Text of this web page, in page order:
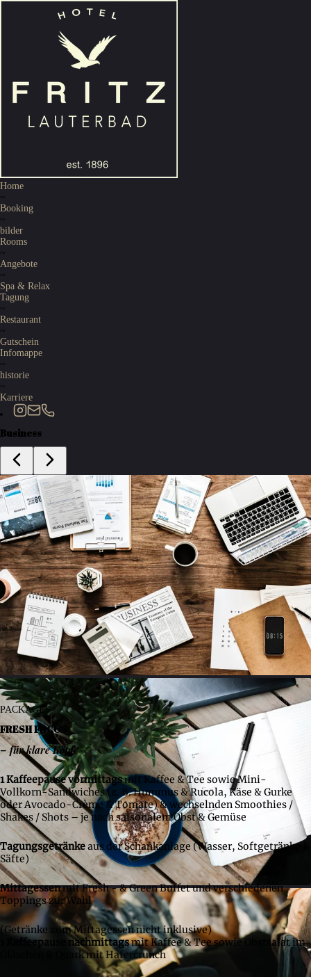
Home
~
Booking
~
bilder
Rooms
~
Angebote
~
Spa & Relax
Tagung
~
Restaurant
~
Gutschein
Infomappe
~
historie
~
Karriere
Business
PACKAGES
FRESH FOCUS
– für klare Köpfe
1 Kaffeepause vormittagsmit Kaffee & Tee sowie Mini-
Vollkorn-Sandwiches (z. B. Hummus & Rucola, Käse & Gurke
oder Avocado-Crème & Tomate) & wechselnden Smoothies /
Shakes / Shots – je nach saisonalem Obst & Gemüse
Tagungsgetränkeaus der Schankanlage (Wasser, Softgetränke &
Säfte)
Mittagessenmit Fresh - & Green Buffet und verschiedenen
Toppings zur Wahl
(Getränke zum Mittagessen nicht inklusive)
1 Kaffeepause nachmittagsmit Kaffee & Tee sowie Obstsalat im
Gläschen & Quark mit Hafercrunch